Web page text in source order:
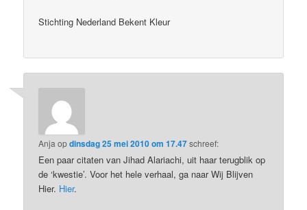
Stichting Nederland Bekent Kleur
Anja opdinsdag 25 mei 2010 om 17.47schreef:
Een paar citaten van Jihad Alariachi, uit haar terugblik op
de ‘kwestie’. Voor het hele verhaal, ga naar Wij Blijven
Hier. Hier.